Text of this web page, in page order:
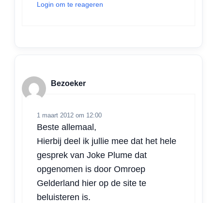
Login om te reageren
Bezoeker
1 maart 2012 om 12:00
Beste allemaal,
Hierbij deel ik jullie mee dat het hele
gesprek van Joke Plume dat
opgenomen is door Omroep
Gelderland hier op de site te
beluisteren is.